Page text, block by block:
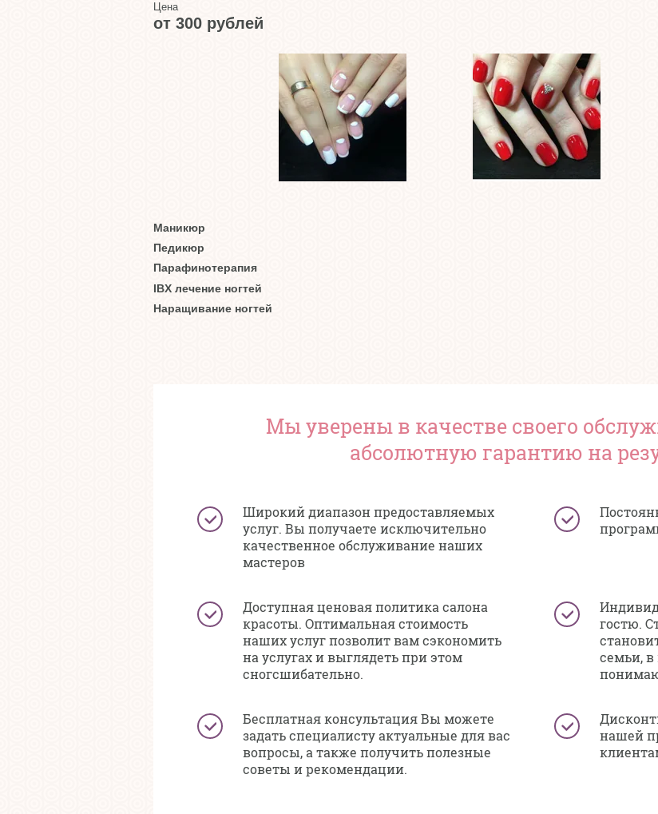
Цена
от 300 рублей
Маникюр
Педикюр
Парафинотерапия
IBX лечение ногтей
Наращивание ногтей
Мы уверены в качестве своего
абсолютную гарантию на
Широкий диапазон предоставляемых
услуг. Вы получаете исключительно
качественное обслуживание наших
мастеров
Доступная ценовая политика салона
красоты. Оптимальная стоимость
наших услуг позволит вам сэкономить
на услугах и выглядеть при этом
сногсшибательно.
гостю.
семьи,
Бесплатная консультация Вы можете
задать специалисту актуальные для вас
вопросы, а также получить полезные
советы и рекомендации.
нашей